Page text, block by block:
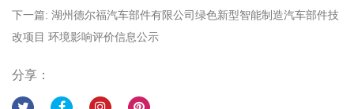
下一篇: 湖州德尔福汽车部件有限公司绿色新型智能制造汽车部件技
改项目 环境影响评价信息公示
分享：